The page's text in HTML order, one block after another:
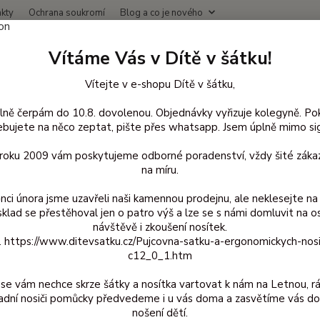
Ochrana soukromí Blog a co je nového
Hledat
(Po-
kosmetika a zubní hygiena Eoné Neutrální olej sprchová
olej sprchová Eoné -
Vítáme Vás v Dítě v šátku!
Vítejte v e-shopu Dítě v šátku,
čerpám do 10.8. dovolenou. Objednávky vyřizuje kolegyně.
na něco zeptat, pište přes whatsapp. Jsem úplně mimo
2009 vám poskytujeme odborné poradenství, vždy šité
na míru.
února jsme uzavřeli naši kamennou prodejnu, ale neklesejte na
se přestěhoval jen o patro výš a lze se s námi domluvit na
návštěvě i zkoušení nosítek.
https://www.ditevsatku.cz/Pujcovna-satku-a-ergonomickych-
c12_0_1.htm
vám nechce skrze šátky a nosítka vartovat k nám na Letnou,
nosiči pomůcky předvedeme i u vás doma a zasvětíme vás
nošení dětí.